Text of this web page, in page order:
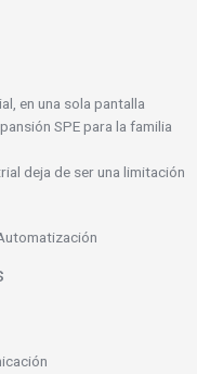
en una sola pantalla
SPE para la familia
deja de ser una limitación